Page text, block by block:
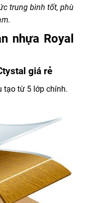
trung bình tốt, phù
nhựa Royal
giá rẻ
tạo từ 5 lớp chính.